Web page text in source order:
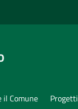
il Comune Progetti